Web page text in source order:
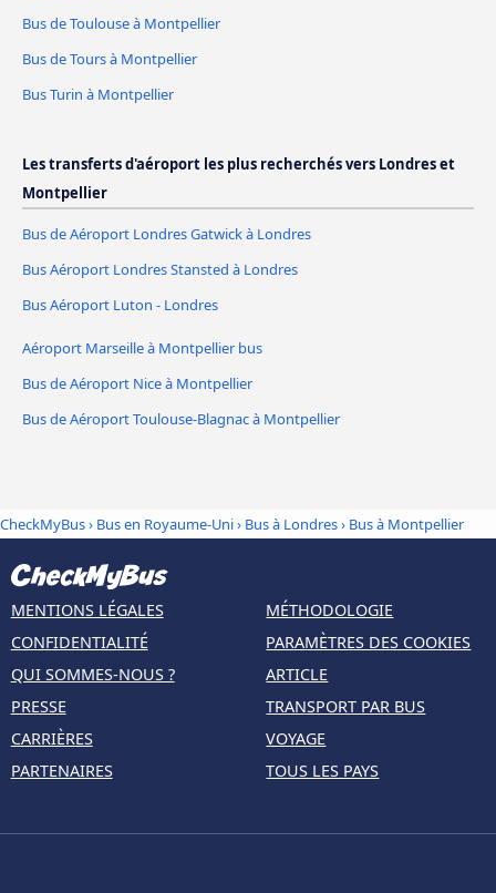
Bus de Toulouse à Montpellier
Bus de Tours à Montpellier
Bus Turin à Montpellier
Les transferts d'aéroport les plus recherchés vers Londres et
Montpellier
Bus de Aéroport Londres Gatwick à Londres
Bus Aéroport Londres Stansted à Londres
Bus Aéroport Luton - Londres
Aéroport Marseille à Montpellier bus
Bus de Aéroport Nice à Montpellier
Bus de Aéroport Toulouse-Blagnac à Montpellier
CheckMyBus› Bus en Royaume-Uni› Bus à Londres› Bus à Montpellier
MENTIONS LÉGALES
CONFIDENTIALITÉ
QUI SOMMES-NOUS ?
PRESSE
CARRIÈRES
PARTENAIRES
MÉTHODOLOGIE
PARAMÈTRES DES COOKIES
ARTICLE
TRANSPORT PAR BUS
VOYAGE
TOUS LES PAYS